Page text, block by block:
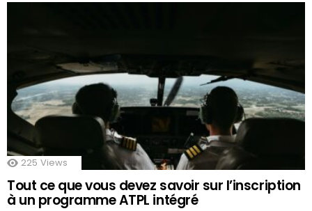
225 Views
Tout ce que vous devez savoir sur l’inscription
à un programme ATPL intégré